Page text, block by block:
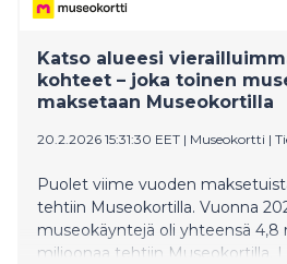
Katso alueesi
kohteet – joka toinen
maksetaan Museokortilla
20.2.2026 15:31:30 EET | Museokortti |
Puolet viime vuoden
tehtiin Museokortilla. Vuonna
museokäyntejä oli yhteensä 4,8
miljoonaa tehtiin Museokortilla.